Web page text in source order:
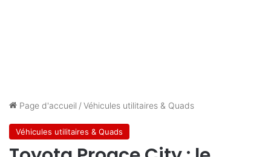
Page d'accueil /Véhicules utilitaires & Quads
Véhicules utilitaires & Quads